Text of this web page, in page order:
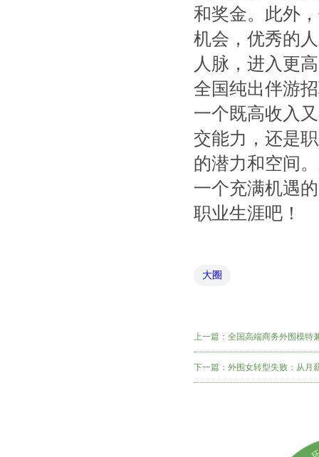
和奖金。此外
机会，优秀的
人脉，进入更
全国纯出伴游
一个既高收入
交能力，还是
的潜力和空间
一个充满机遇
职业生涯吧！
大圈
上一篇： 全国高端商务外围模特
下一篇： 外围女转型失败：从月